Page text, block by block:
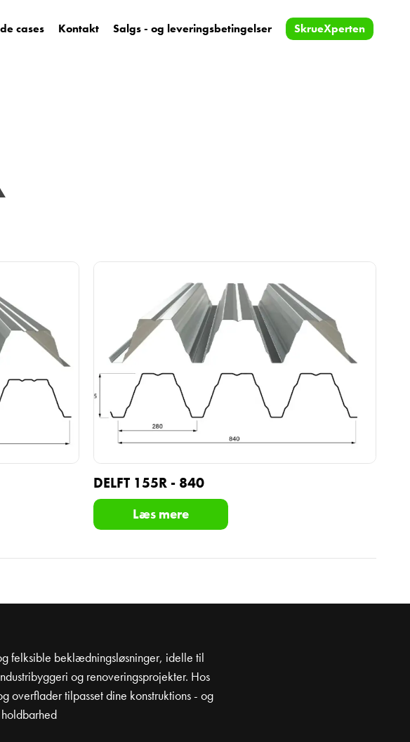
cases Kontakt Salgs - og leveringsbetingelser SkrueXperten
DELFT 155R - 840
Læs mere
felksible beklædningsløsninger, idelle til
og renoveringsprojekter. Hos
overflader tilpasset dine konstruktions - og